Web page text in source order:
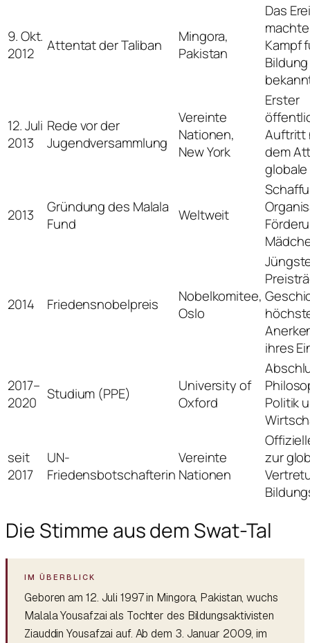
9. Okt.
2012
Attentat der Taliban
Mingora,
Pakistan
Das
Kampf
12. Juli
2013
Rede vor der
Jugendversammlung
Vereinte
Nationen,
New York
Erster
Auftritt
dem
2013
Gründung des Malala
Fund
Weltweit
2014 Friedensnobelpreis
Nobelkomitee,
Oslo
ihres
2017–
2020
Studium (PPE)
University of
Oxford
Politik
seit
2017
UN-
Friedensbotschafterin
Vereinte
Nationen
zur
Die Stimme aus dem Swat-Tal
Geboren am 12. Juli 1997 in Mingora, Pakistan, wuchs
Malala Yousafzai als Tochter des Bildungsaktivisten
Ziauddin Yousafzai auf. Ab dem 3. Januar 2009, im